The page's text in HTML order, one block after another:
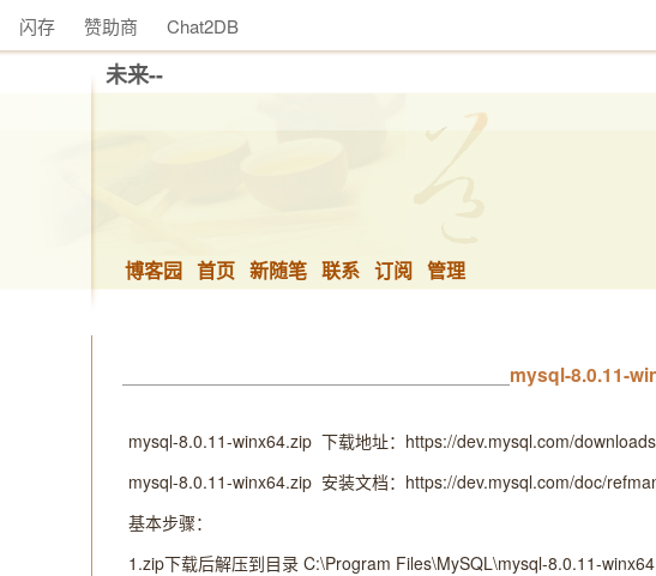
闪存 赞助商 Chat2DB
未来--
博客园 首页 新随笔 联系 订阅 管理
mysql-8.0.11-
mysql-8.0.11-winx64.zip 下载地址：https://dev.mysql.com/
mysql-8.0.11-winx64.zip 安装文档：https://dev.mysql.com/doc/
基本步骤：
1.zip下载后解压到目录 C:\Program Files\MySQL\mysql-8.0.11-